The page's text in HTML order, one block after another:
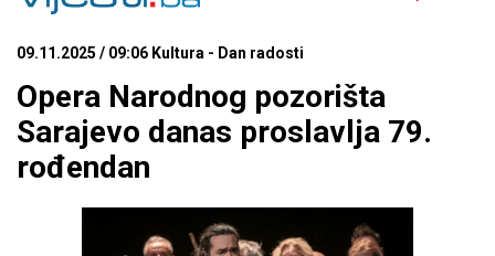
09.11.2025 / 09:06 Kultura - Dan radosti
Opera Narodnog pozorišta
Sarajevo danas proslavlja 79.
rođendan